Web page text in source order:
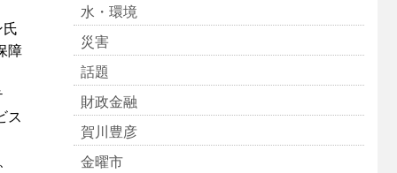
障
ス
水・環境
災害
話題
財政金融
賀川豊彦
金曜市